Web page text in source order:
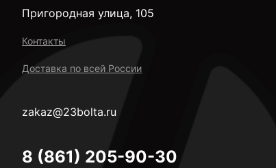
Пригородная улица, 105
Контакты
Доставка по всей России
zakaz@23bolta.ru
8 (861) 205-90-30